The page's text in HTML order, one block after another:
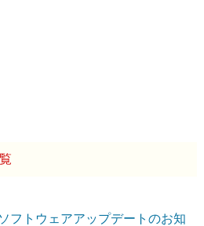
ソフトウェアアップデートのお知